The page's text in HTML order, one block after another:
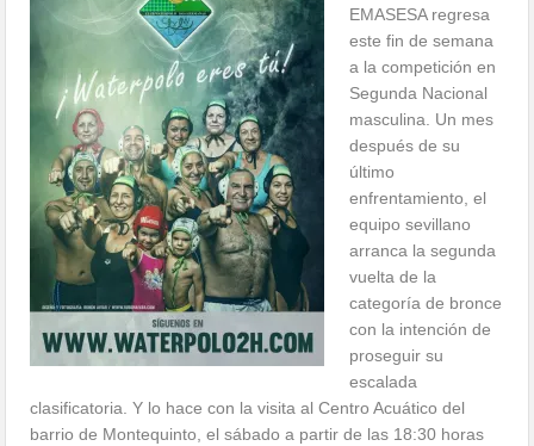
EMASESA regresa
este fin de semana
a la competición en
Segunda Nacional
masculina. Un mes
después de su
último
enfrentamiento, el
equipo sevillano
arranca la segunda
vuelta de la
categoría de bronce
con la intención de
proseguir su
escalada
clasificatoria. Y lo hace con la visita al Centro Acuático del
barrio de Montequinto, el sábado a partir de las 18:30 horas